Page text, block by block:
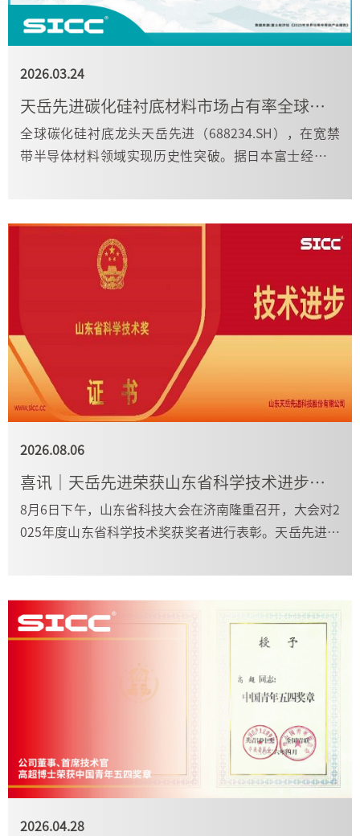
2026.03.24
天岳先进碳化硅衬底材料市场占有率全球第一
全球碳化硅衬底龙头天岳先进（688234.SH），在宽禁
带半导体材料领域实现历史性突破。据日本富士经济社
8 英寸产品份额均跃居世界第一。
2026.08.06
喜讯｜天岳先进荣获山东省科学技术进步奖特等奖
8月6日下午，山东省科技大会在济南隆重召开，大会对2
025年度山东省科学技术奖获奖者进行表彰。天岳先进牵
研发及产业化" 项目，荣获山东省科学技术进步奖特等
奖。天岳先进董事、首席技术官高超代表公司参会并登
台领奖。
2026.04.28